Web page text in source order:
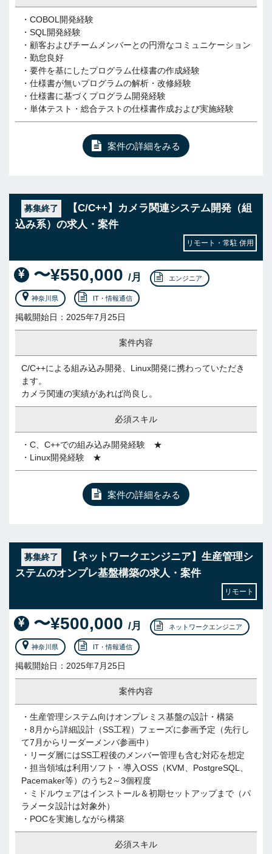
・COBOL開発経験
・SQL開発経験
・顧客およびチームメンバーとの円滑なコミュニケーション
・勤怠良好
・要件を基にしたプログラム仕様書の作成経験
・仕様書が無いプログラムの解析・改修経験
・仕様書に基づくプログラム開発経験
・単体テスト・総合テストの仕様書作成および実施経験
案件の詳細をみる
募集終了
【C/C++】カメラ関連システム開発（組
込み系）の求人・案件
リモート・常駐 併用
〜¥550,000 /月 エンジニア
神奈川県 IT・情報通信
掲載開始日：2025年7月25日
案件内容
C/C++による組み込み開発、Linux開発に携わっていただき
ます。
カメラ関連の実績があれば尚良し。
必須スキル
・C、C++での組み込み開発経験 ★
・Linux開発経験 ★
案件の詳細をみる
募集終了
【ネットワークエンジニア】生産管理シ
ステムのオンプレ基盤構築の求人・案件
リモート
〜¥500,000 /月 ネットワークエンジニア
神奈川県 IT・情報通信
掲載開始日：2025年7月25日
案件内容
・生産管理システム向けオンプレミス基盤の設計・構築
・8月から詳細設計（SS工程）フェーズに参画予定（先行し
て7月からリーダーメンバ参画中）
・リーダ層にはSS工程後のメンバー管理も含む対応を想定
・担当領域は利用ソフト・導入OSS（KVM、PostgreSQL、
Pacemaker等）のうち2～3個程度
・ミドルウェアはインストール＆初期セットアップまで（パ
ラメータ設計は対象外）
・POCを実施しながら構築
必須スキル